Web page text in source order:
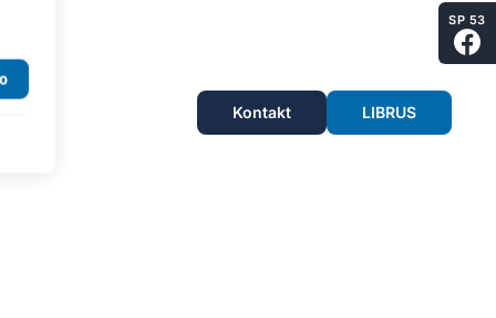
Kontakt LIBRUS
SP 53